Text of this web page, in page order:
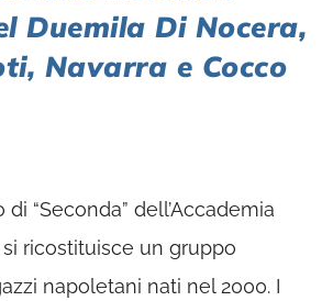
Duemila Di Nocera,
Navarra e Cocco
“Seconda” dell’Accademia
ricostituisce un gruppo
napoletani nati nel 2000. I